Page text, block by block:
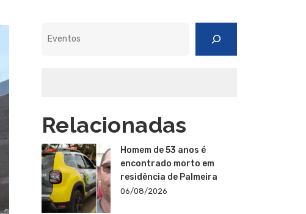
Relacionadas
Homem de 53 anos é
encontrado morto em
residência de Palmeira
06/08/2026